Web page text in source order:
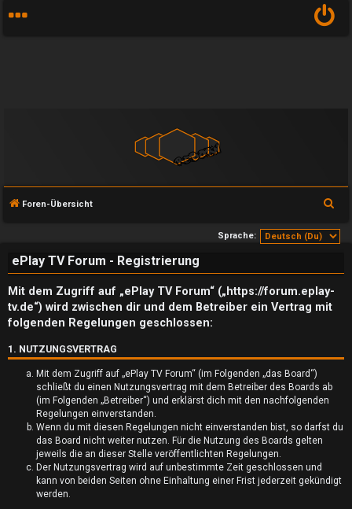
Foren-Übersicht
c
Sprache:
ePlay TV Forum - Registrierung
Mit dem Zugriff auf „ePlay TV Forum“ („https://forum.eplay-
tv.de“) wird zwischen dir und dem Betreiber ein Vertrag mit
folgenden Regelungen geschlossen:
1. NUTZUNGSVERTRAG
Mit dem Zugriff auf „ePlay TV Forum“ (im Folgenden „das Board“)
schließt du einen Nutzungsvertrag mit dem Betreiber des Boards ab
(im Folgenden „Betreiber“) und erklärst dich mit den nachfolgenden
Regelungen einverstanden.
Wenn du mit diesen Regelungen nicht einverstanden bist, so darfst du
das Board nicht weiter nutzen. Für die Nutzung des Boards gelten
jeweils die an dieser Stelle veröffentlichten Regelungen.
Der Nutzungsvertrag wird auf unbestimmte Zeit geschlossen und
kann von beiden Seiten ohne Einhaltung einer Frist jederzeit gekündigt
werden.